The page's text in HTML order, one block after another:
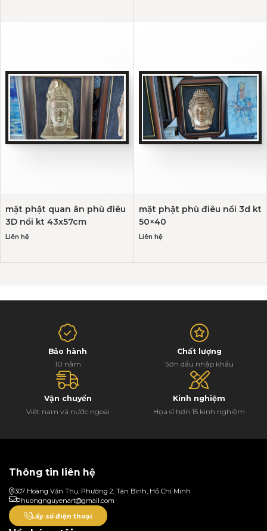
mặt phật quan ân phù điêu
3D nổi kt 43x57cm
Liên hệ
mặt phật phù điêu nổi 3d kt
50×40
Liên hệ
Bảo hành
10 năm
Chất lượng
Sơn dầu nhập khẩu
Vận chuyển
Việt nam và nước ngoài
Kinh nghiệm
Họa sĩ hơn 15 kinh nghiệm
Thông tin liên hệ
307 Hoàng Văn Thụ, Phường 2, Tân Bình, Hồ Chí Minh
Phuongnguyenart@gmail.com
Lấy số điện thoại